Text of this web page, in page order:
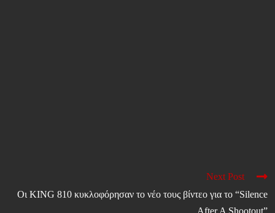
Next Post
Οι KING 810 κυκλοφόρησαν το νέο τους βίντεο για το “Silence
After A Shootout”